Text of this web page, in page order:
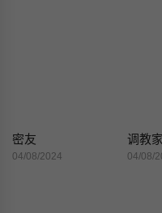
密友
04/08/2024
调教
04/08/